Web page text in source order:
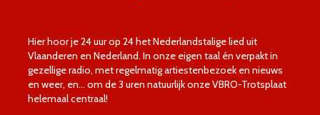
Hier hoor je 24 uur op 24 het Nederlandstalige lied uit
Vlaanderen en Nederland. In onze eigen taal én verpakt in
gezellige radio, met regelmatig artiestenbezoek en nieuws
en weer, en… om de 3 uren natuurlijk onze VBRO-Trotsplaat
helemaal centraal!